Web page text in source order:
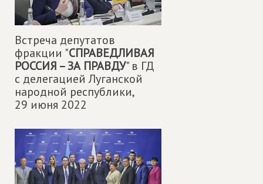
Встреча депутатов
фракции "СПРАВЕДЛИВАЯ
РОССИЯ – ЗА ПРАВДУ" в ГД
с делегацией Луганской
народной республики,
29 июня 2022